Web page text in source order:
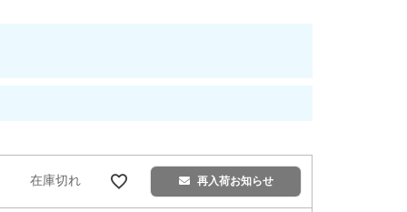
在庫切れ 再入荷お知らせ